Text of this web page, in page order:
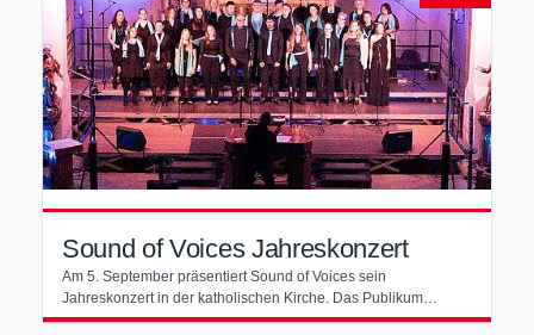
Sound of Voices Jahreskonzert
Am 5. September präsentiert Sound of Voices sein
Jahreskonzert in der katholischen Kirche. Das Publikum
erwartet ein stimmungsvoller Abend mit abwechslungsreicher